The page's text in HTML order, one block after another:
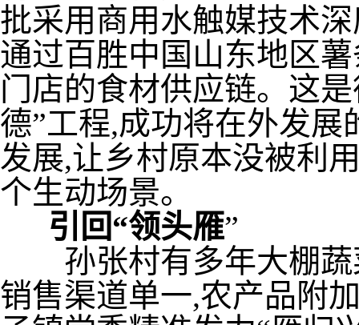
批采用商用水触媒技术
通过百胜中国山东地区
门店的食材供应链。这
德”工程,成功将在外发
发展,让乡村原本没被利
个生动场景。
引回“领头雁”
孙张村有多年大棚蔬
销售渠道单一,农产品附